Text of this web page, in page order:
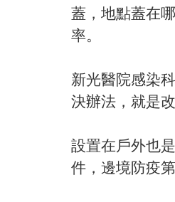
蓋，地點蓋在
率。
新光醫院感染
決辦法，就是
設置在戶外也
件，邊境防疫